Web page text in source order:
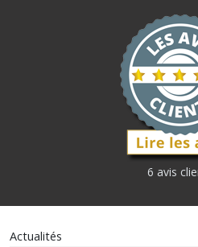
6 avis
Actualités